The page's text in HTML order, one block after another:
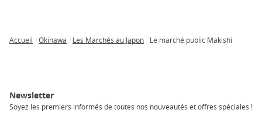
Accueil Okinawa Les Marchés au Japon Le marché public Makishi
Newsletter
Soyez les premiers informés de toutes nos nouveautés et offres spéciales !